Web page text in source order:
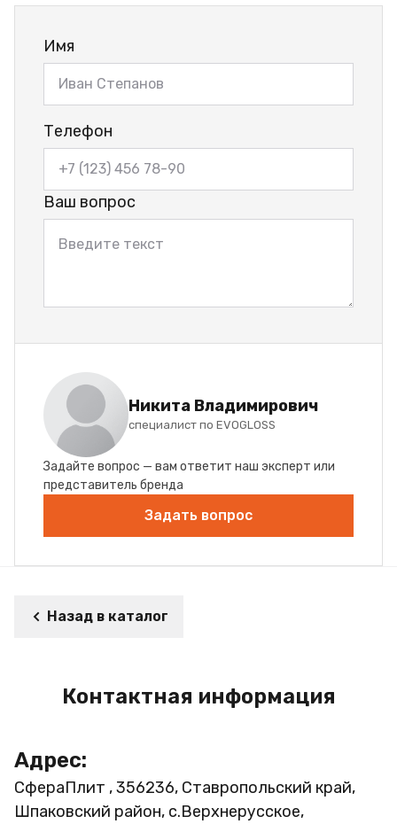
Имя
Телефон
Ваш вопрос
Никита Владимирович
специалист по EVOGLOSS
Задайте вопрос — вам ответит наш эксперт или
представитель бренда
Задать вопрос
Назад в каталог
Контактная информация
Адрес:
СфераПлит , 356236, Ставропольский край,
Шпаковский район, с.Верхнерусское,